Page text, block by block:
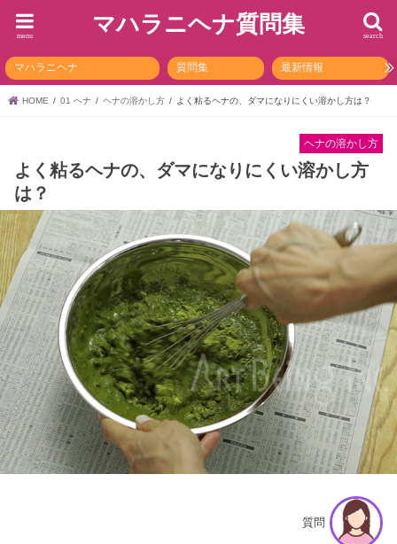
マハラニヘナ質問集 search
menu
マハラニヘナ 質問集 最新情報
HOME 01 ヘナ ヘナの溶かし方 よく粘るヘナの、ダマになりにくい溶かし方は？
ヘナの溶かし方
よく粘るヘナの、ダマになりにくい溶かし方
は？
質問